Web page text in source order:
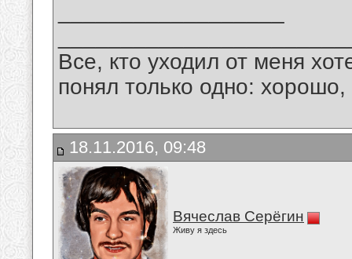
Все, кто уходил от меня
понял только одно:
18.11.2016, 09:48
Вячеслав Серёгин
Живу я здесь